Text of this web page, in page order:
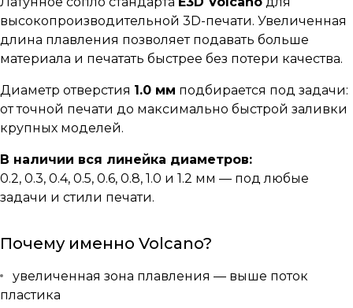
высокопроизводительной 3D-печати. Увеличенная
длина плавления позволяет подавать больше
материала и печатать быстрее без потери качества.
Диаметр отверстия 1.0 мм подбирается под задачи:
от точной печати до максимально быстрой заливки
крупных моделей.
В наличии вся линейка диаметров:
0.2, 0.3, 0.4, 0.5, 0.6, 0.8, 1.0 и 1.2 мм — под любые
задачи и стили печати.
Почему именно Volcano?
увеличенная зона плавления — выше поток
пластика